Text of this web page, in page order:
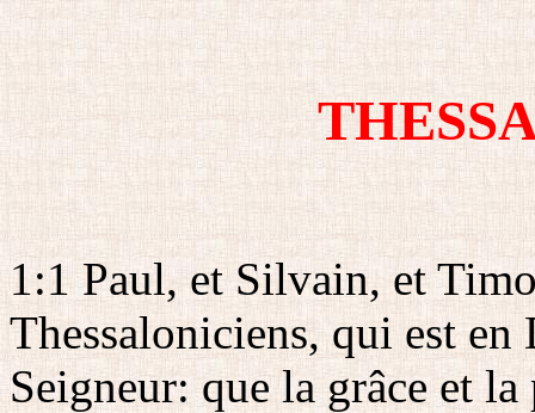
1:1 Paul, et Silvain, et
Thessaloniciens, qui est en
Seigneur: que la grâce et